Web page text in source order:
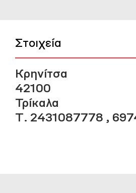
Στοιχεία
Κρηνίτσα
42100
Τρίκαλα
Τ. 2431087778 ,